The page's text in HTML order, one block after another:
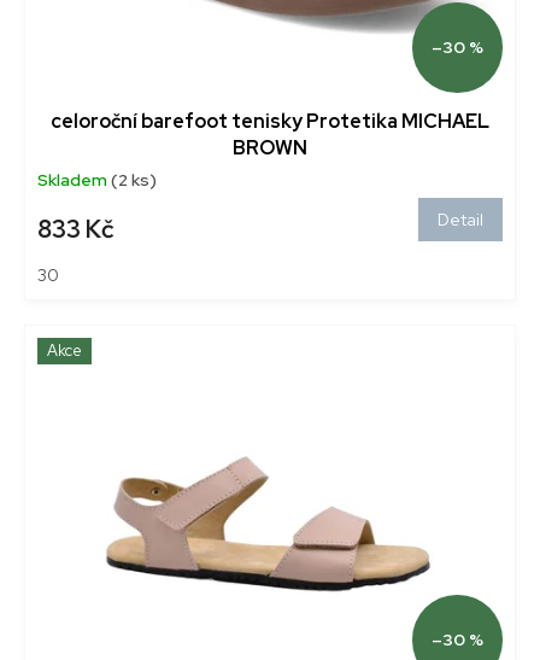
–30 %
celoroční barefoot tenisky Protetika MICHAEL
BROWN
Skladem(2 ks)
833 Kč Detail
30
Akce
–30 %